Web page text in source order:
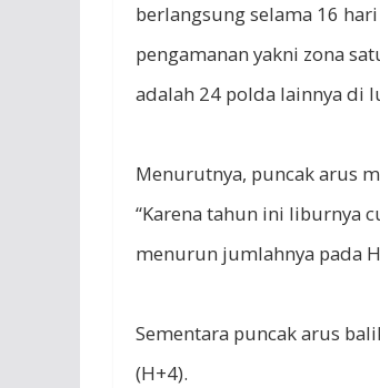
berlangsung selama 16
pengamanan yakni zona
adalah 24 polda lainnya di
Menurutnya, puncak arus
“Karena tahun ini liburnya
menurun jumlahnya pada
Sementara puncak arus
(H+4).